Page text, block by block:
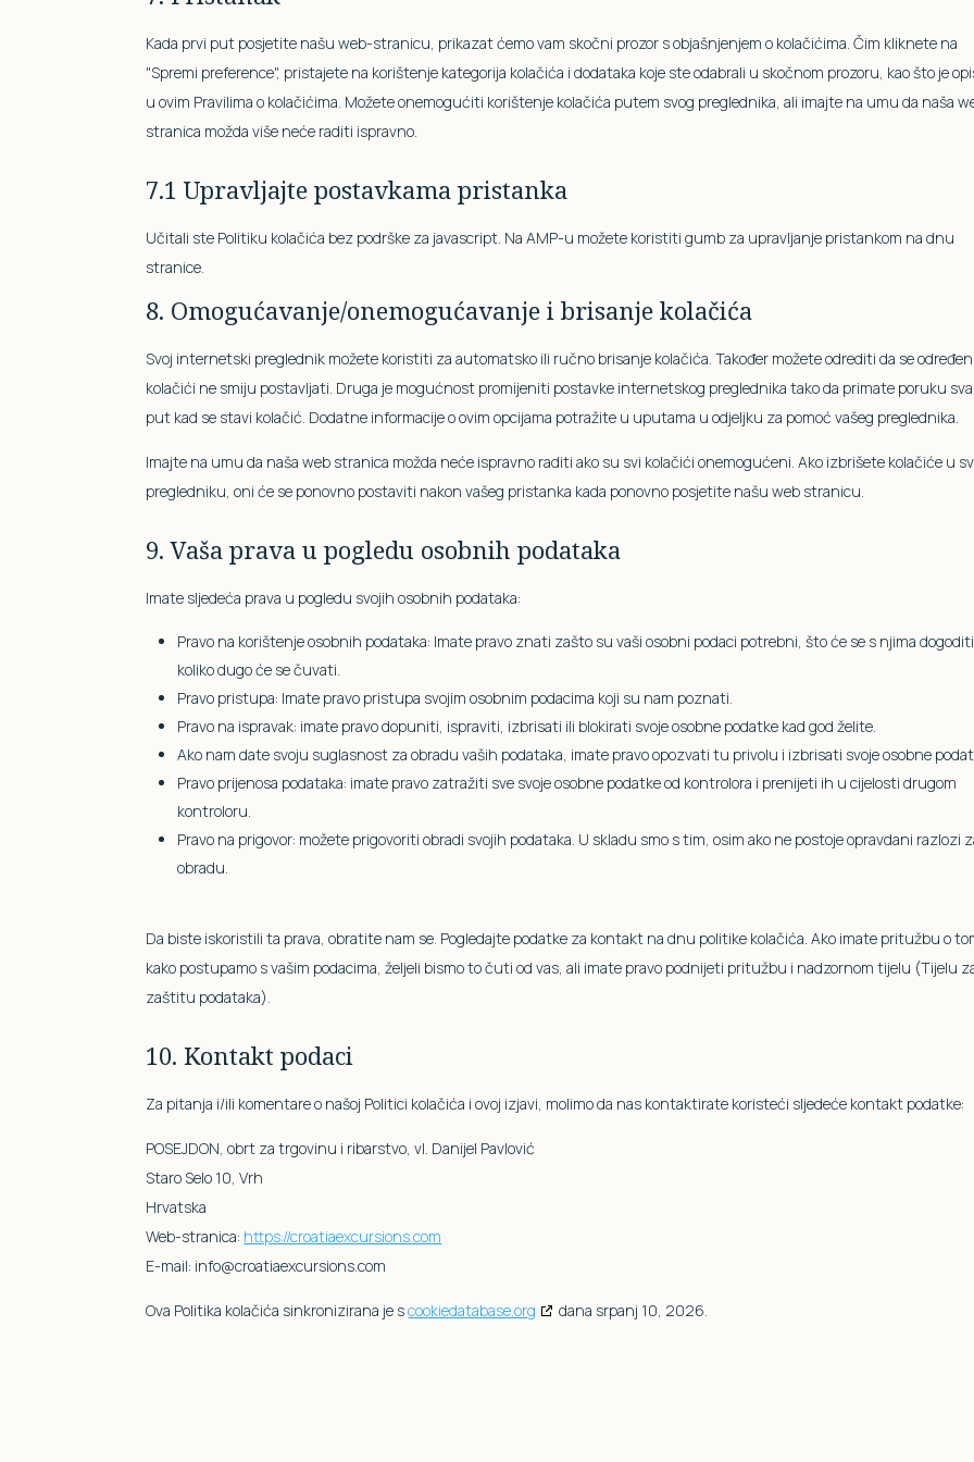
razno
Kada prvi put posjetite našu web-stranicu, prikazat ćemo vam skočni prozor s objašnjenjem o kolačićima. Čim kliknete na
"Spremi preference", pristajete na korištenje kategorija kolačića i dodataka koje ste odabrali u skočnom prozoru, kao što je
u ovim Pravilima o kolačićima. Možete onemogućiti korištenje kolačića putem svog preglednika, ali imajte na umu da naša
stranica možda više neće raditi ispravno.
7.1 Upravljajte postavkama pristanka
Učitali ste Politiku kolačića bez podrške za javascript. Na AMP-u možete koristiti gumb za upravljanje pristankom na dnu
stranice.
8. Omogućavanje/onemogućavanje i brisanje kolačića
Svoj internetski preglednik možete koristiti za automatsko ili ručno brisanje kolačića. Također možete odrediti da se određeni
kolačići ne smiju postavljati. Druga je mogućnost promijeniti postavke internetskog preglednika tako da primate poruku
put kad se stavi kolačić. Dodatne informacije o ovim opcijama potražite u uputama u odjeljku za pomoć vašeg preglednika.
Imajte na umu da naša web stranica možda neće ispravno raditi ako su svi kolačići onemogućeni. Ako izbrišete kolačiće u
pregledniku, oni će se ponovno postaviti nakon vašeg pristanka kada ponovno posjetite našu web stranicu.
9. Vaša prava u pogledu osobnih podataka
Imate sljedeća prava u pogledu svojih osobnih podataka:
Pravo na korištenje osobnih podataka: Imate pravo znati zašto su vaši osobni podaci potrebni, što će se s njima
koliko dugo će se čuvati.
Pravo pristupa: Imate pravo pristupa svojim osobnim podacima koji su nam poznati.
Pravo na ispravak: imate pravo dopuniti, ispraviti, izbrisati ili blokirati svoje osobne podatke kad god želite.
Ako nam date svoju suglasnost za obradu vaših podataka, imate pravo opozvati tu privolu i izbrisati svoje osobne
Pravo prijenosa podataka: imate pravo zatražiti sve svoje osobne podatke od kontrolora i prenijeti ih u cijelosti drugom
kontroloru.
Pravo na prigovor: možete prigovoriti obradi svojih podataka. U skladu smo s tim, osim ako ne postoje opravdani razlozi
obradu.
Da biste iskoristili ta prava, obratite nam se. Pogledajte podatke za kontakt na dnu politike kolačića. Ako imate pritužbu o
kako postupamo s vašim podacima, željeli bismo to čuti od vas, ali imate pravo podnijeti pritužbu i nadzornom tijelu (Tijelu
zaštitu podataka).
10. Kontakt podaci
Za pitanja i/ili komentare o našoj Politici kolačića i ovoj izjavi, molimo da nas kontaktirate koristeći sljedeće kontakt podatke:
POSEJDON, obrt za trgovinu i ribarstvo, vl. Danijel Pavlović
Staro Selo 10, Vrh
Hrvatska
Web-stranica: https://croatiaexcursions.com
E-mail: info@croatiaexcursions.com
Ova Politika kolačića sinkronizirana je scookiedatabase.org dana srpanj 10, 2026.